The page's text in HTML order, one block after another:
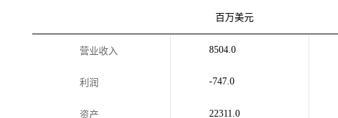
百万美元
营业收入 8504.0
利润 -747.0
资产 22311.0